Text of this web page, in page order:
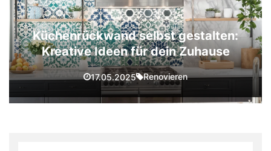
Küchenrückwand selbst gestalten:
Kreative Ideen für dein Zuhause
17.05.2025 Renovieren